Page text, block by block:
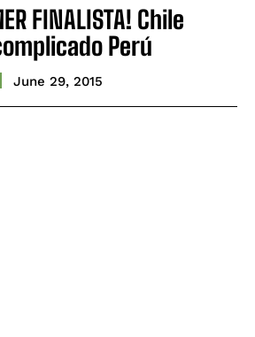
FINALISTA! Chile
Perú
June 29, 2015